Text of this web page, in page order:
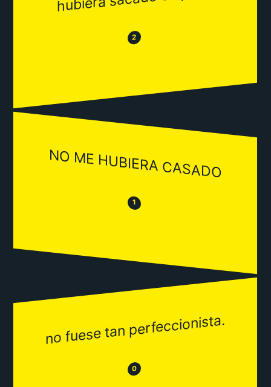
😒 2 😂
NO ME HUBIERA CASADO
😒 1 😂
no fuese tan perfeccionista.
😒 0 😂